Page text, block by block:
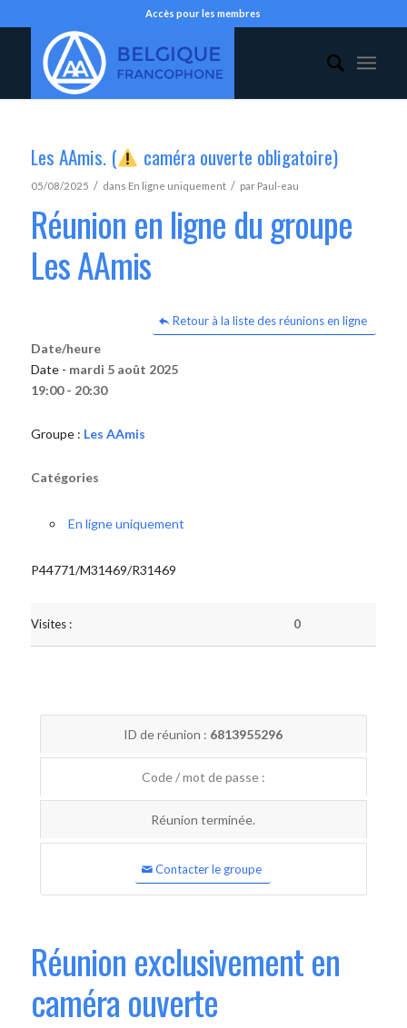
Accès pour les membres
Les AAmis. ( caméra ouverte obligatoire)
05/08/2025 / dans En ligne uniquement / par Paul-eau
Réunion en ligne du groupe
Les AAmis
Retour à la liste des réunions en ligne
Date/heure
Date - mardi 5 août 2025
19:00 - 20:30
Groupe : Les AAmis
Catégories
En ligne uniquement
P44771/M31469/R31469
Visites : 0
ID de réunion : 6813955296
Code / mot de passe :
Réunion terminée.
Contacter le groupe
Réunion exclusivement en
caméra ouverte